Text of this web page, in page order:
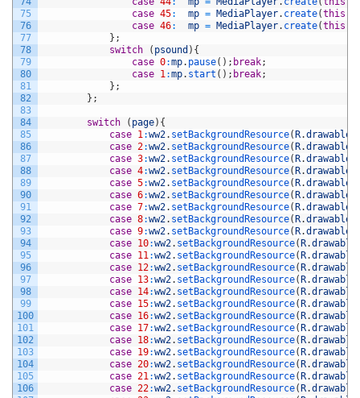
75
76
77
78
79
80
81
82
83
84
85
86
87
88
89
90
91
92
93
94
95
96
97
98
99
100
101
102
103
104
105
106
case 45: mp = MediaPlayer. create(this
case 46: mp = MediaPlayer. create(this
} ;
switch
( psound ) {
case 0:mp. pause( ) ; break;
case 1:mp. start ( ) ; break;
} ;
} ;
switch ( page) {
case 1:ww2. setBackgroundResource( R.drawable
case 2:ww2. setBackgroundResource( R.drawable
case 3:ww2. setBackgroundResource( R.drawable
case 4:ww2. setBackgroundResource( R.drawable
case 5:ww2. setBackgroundResource( R.drawable
case 6:ww2. setBackgroundResource( R.drawable
case 7:ww2. setBackgroundResource( R.drawable
case 8:ww2. setBackgroundResource( R.drawable
case 9:ww2. setBackgroundResource( R.drawable
case 10:ww2. setBackgroundResource( R.drawable
case 11:ww2. setBackgroundResource( R.drawable
case 12:ww2. setBackgroundResource( R.drawable
case 13:ww2. setBackgroundResource( R.drawable
case 14:ww2. setBackgroundResource( R.drawable
case 15:ww2. setBackgroundResource( R.drawable
case 16:ww2. setBackgroundResource( R.drawable
case 17:ww2. setBackgroundResource( R.drawable
case 18:ww2. setBackgroundResource( R.drawable
case 19:ww2. setBackgroundResource( R.drawable
case 20:ww2. setBackgroundResource( R.drawable
case 21:ww2. setBackgroundResource( R.drawable
case 22:ww2. setBackgroundResource( R.drawable